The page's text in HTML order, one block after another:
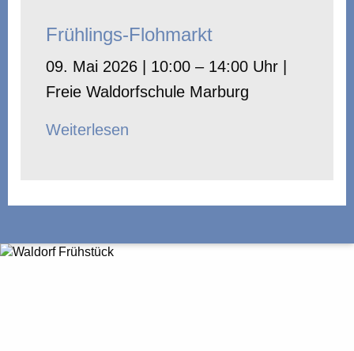
Frühlings-Flohmarkt
09. Mai 2026 | 10:00 – 14:00 Uhr |
Freie Waldorfschule Marburg
Weiterlesen